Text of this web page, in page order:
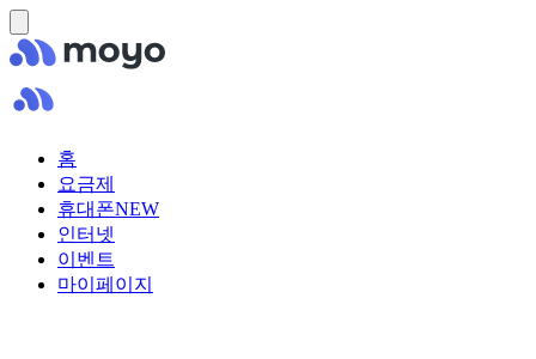
홈
요금제
휴대폰NEW
인터넷
이벤트
마이페이지